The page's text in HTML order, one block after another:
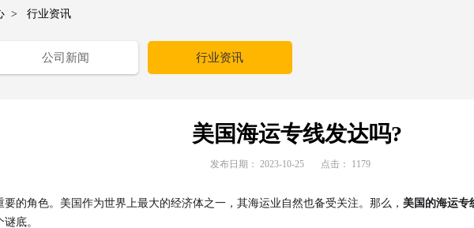
> 行业资讯
公司新闻 行业资讯
美国海运专线发达吗?
发布日期： 2023-10-25 点击： 1179
的角色。美国作为世界上最大的经济体之一，其海运业自然也备受关注。那么， 美国的海运专
底。